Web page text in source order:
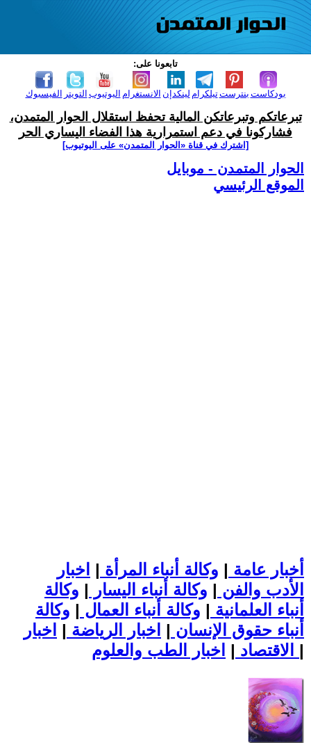
تابعونا على:
الفيسبوك التويتر اليوتيوب الانستغرام لينكدإن تيلكرامبنترست بودكاست
تبرعاتكم وتبرعاتكن المالية تحفظ استقلال الحوار المتمدن،
فشاركونا في دعم استمرارية هذا الفضاء اليساري الحر
[اشترك في قناة ‫«الحوار المتمدن» على اليوتيوب]
الحوار المتمدن - موبايل
الموقع الرئيسي
أخبار عامة | وكالة أنباء المرأة | اخبار
الأدب والفن | وكالة أنباء اليسار | وكالة
أنباء العلمانية | وكالة أنباء العمال | وكالة
أنباء حقوق الإنسان | اخبار الرياضة | اخبار
الاقتصاد | |